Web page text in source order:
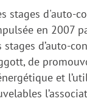
stages d'auto-
en 2007
d’auto-
de
et